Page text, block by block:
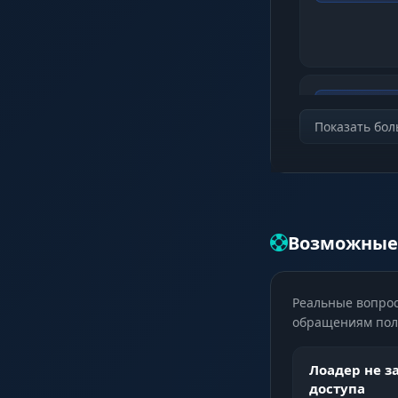
Auto Health
выход)
Показать
Реальные
обращениям
Лоадер не
доступа